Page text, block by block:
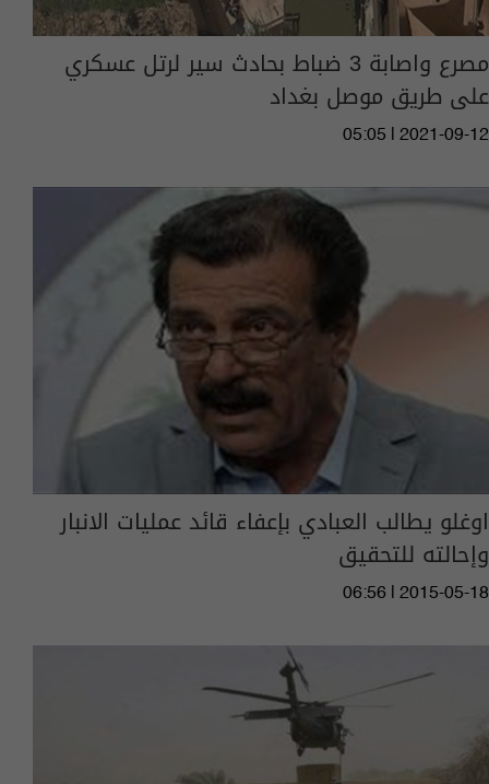
مصرع واصابة 3 ضباط بحادث سير لرتل عسكري
على طريق موصل بغداد
05:05 | 2021-09-12
اوغلو يطالب العبادي بإعفاء قائد عمليات الانبار
وإحالته للتحقيق
06:56 | 2015-05-18